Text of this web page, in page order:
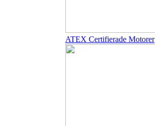
ATEX Certifierade Motorer